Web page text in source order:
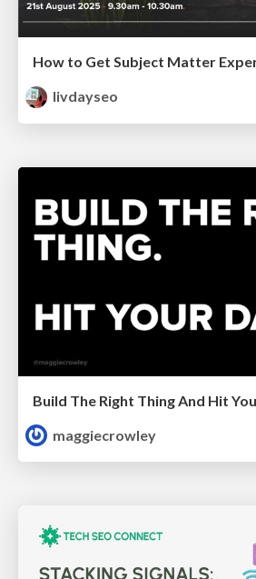
livdayseo
Build The Right Thing And Hit
maggiecrowley